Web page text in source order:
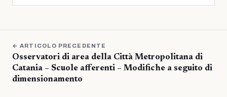
← ARTICOLO PRECEDENTE
Osservatori di area della Città Metropolitana di
Catania – Scuole afferenti – Modifiche a seguito di
dimensionamento